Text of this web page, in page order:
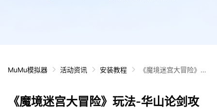
MuMu模拟器 活动资讯 安装教程
《魔境迷宫大冒险》玩
《魔境迷宫大冒险》玩法-华山论剑攻